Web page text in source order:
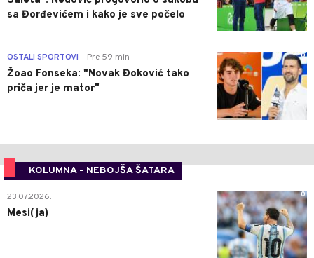
sa Đorđevićem i kako je sve počelo
0
OSTALI SPORTOVI Pre 59 min
Žoao Fonseka: "Novak Đoković tako
priča jer je mator"
KOLUMNA - NEBOJŠA ŠATARA
0
23.07.2026.
Mesi(ja)